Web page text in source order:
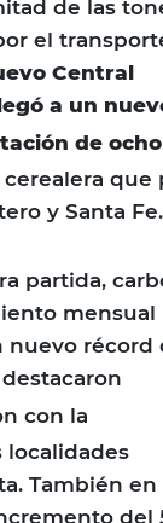
de las
el
Central
a un
de ocho
que
y Santa Fe.
partida,
mensual
nuevo récord
con la
localidades
También en
del